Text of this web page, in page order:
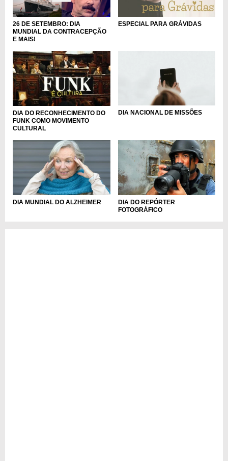
26 DE SETEMBRO: DIA
MUNDIAL DA CONTRACEPÇÃO
E MAIS!
ESPECIAL PARA GRÁVIDAS
DIA DO RECONHECIMENTO DO
FUNK COMO MOVIMENTO
CULTURAL
DIA NACIONAL DE MISSÕES
DIA MUNDIAL DO ALZHEIMER
DIA DO REPÓRTER
FOTOGRÁFICO